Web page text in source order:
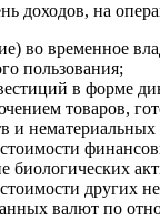
доходов, на
во временное
пользования;
в форме
товаров,
и нематериальных
биологических
других
валют по